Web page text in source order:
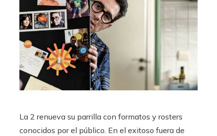
La 2 renueva su parrilla con formatos y rosters
conocidos por el público. En el exitoso fuera de